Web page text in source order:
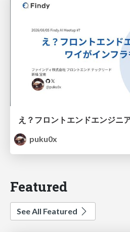
puku0x
Featured
See All Featured